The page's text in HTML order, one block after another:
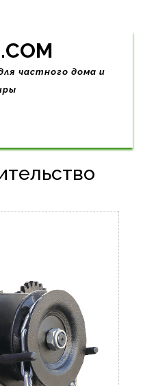
частного дома и